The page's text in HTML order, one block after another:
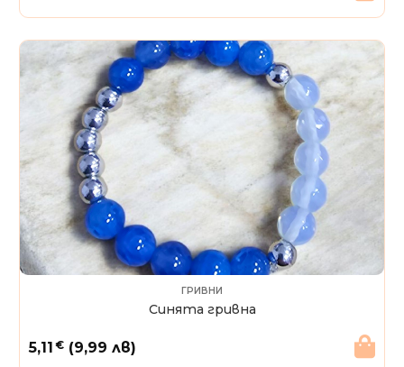
ГРИВНИ
Синята гривна
5,11 € (9,99 лв)